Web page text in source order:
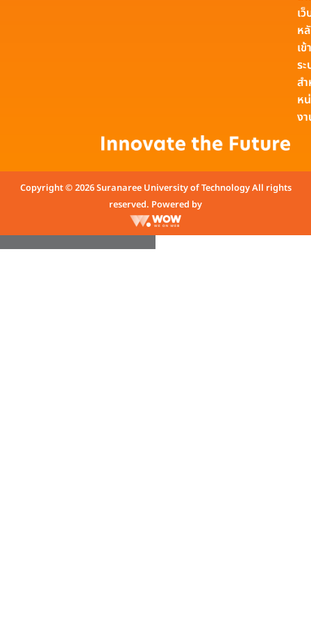
เ
ห
เข้
ร
ส
ห
ง
Copyright © 2026 Suranaree University of Technology All rights
reserved. Powered by